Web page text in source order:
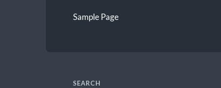
Sample Page
SEARCH